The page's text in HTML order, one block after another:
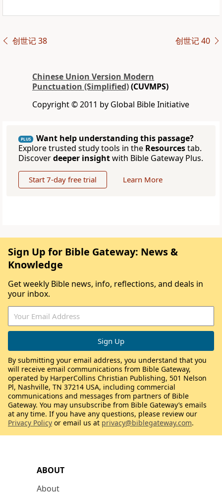
创世记 38 创世记 40
Chinese Union Version Modern
Punctuation (Simplified)(CUVMPS)
Copyright © 2011 by Global Bible Initiative
PLUS
Want help understanding this passage?
Explore trusted study tools in the Resourcestab.
Discoverdeeper insightwith Bible Gateway Plus.
Start 7-day free trial Learn More
ABOUT
About
Sign Up for Bible Gateway: News &
Knowledge
Get weekly Bible news, info, reflections, and deals in
your inbox.
By submitting your email address, you understand that you
will receive email communications from Bible Gateway,
operated by HarperCollins Christian Publishing, 501 Nelson
Pl, Nashville, TN 37214 USA, including commercial
communications and messages from partners of Bible
Gateway. You may unsubscribe from Bible Gateway’s emails
at any time. If you have any questions, please review our
Privacy Policy or email us at privacy@biblegateway.com.